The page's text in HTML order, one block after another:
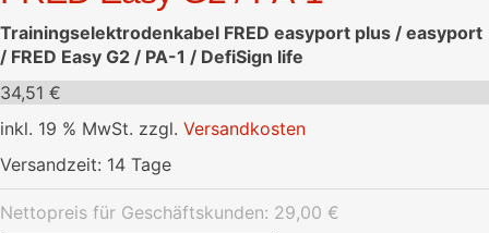
Trainingselektrodenkabel FRED easyport plus / easyport
/ FRED Easy G2 / PA-1 / DefiSign life
34,51 €
inkl. 19 % MwSt. zzgl. Versandkosten
Versandzeit: 14 Tage
Nettopreis für Geschäftskunden: 29,00 €